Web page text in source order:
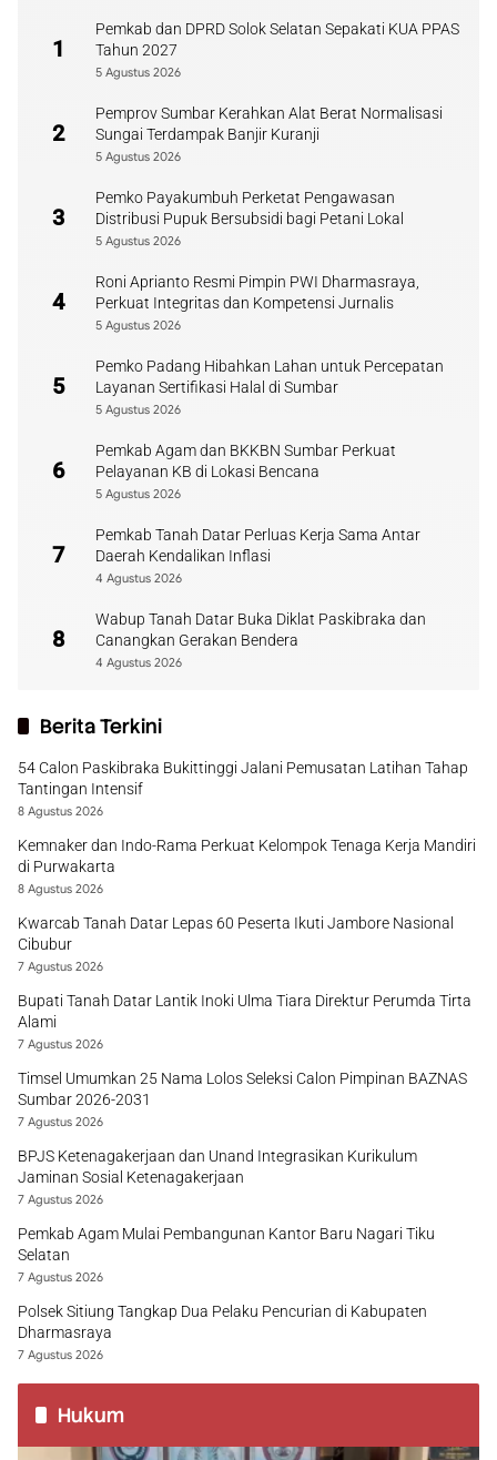
1
Pemkab dan DPRD Solok Selatan Sepakati KUA PPAS
Tahun 2027
5 Agustus 2026
2
Pemprov Sumbar Kerahkan Alat Berat Normalisasi
Sungai Terdampak Banjir Kuranji
5 Agustus 2026
3
Pemko Payakumbuh Perketat Pengawasan
Distribusi Pupuk Bersubsidi bagi Petani Lokal
5 Agustus 2026
4
Roni Aprianto Resmi Pimpin PWI Dharmasraya,
Perkuat Integritas dan Kompetensi Jurnalis
5 Agustus 2026
5
Pemko Padang Hibahkan Lahan untuk Percepatan
Layanan Sertifikasi Halal di Sumbar
5 Agustus 2026
6
Pemkab Agam dan BKKBN Sumbar Perkuat
Pelayanan KB di Lokasi Bencana
5 Agustus 2026
7
Pemkab Tanah Datar Perluas Kerja Sama Antar
Daerah Kendalikan Inflasi
4 Agustus 2026
8
Wabup Tanah Datar Buka Diklat Paskibraka dan
Canangkan Gerakan Bendera
4 Agustus 2026
Berita Terkini
54 Calon Paskibraka Bukittinggi Jalani Pemusatan Latihan Tahap
Tantingan Intensif
8 Agustus 2026
Kemnaker dan Indo-Rama Perkuat Kelompok Tenaga Kerja Mandiri
di Purwakarta
8 Agustus 2026
Kwarcab Tanah Datar Lepas 60 Peserta Ikuti Jambore Nasional
Cibubur
7 Agustus 2026
Bupati Tanah Datar Lantik Inoki Ulma Tiara Direktur Perumda Tirta
Alami
7 Agustus 2026
Timsel Umumkan 25 Nama Lolos Seleksi Calon Pimpinan BAZNAS
Sumbar 2026-2031
7 Agustus 2026
BPJS Ketenagakerjaan dan Unand Integrasikan Kurikulum
Jaminan Sosial Ketenagakerjaan
7 Agustus 2026
Pemkab Agam Mulai Pembangunan Kantor Baru Nagari Tiku
Selatan
7 Agustus 2026
Polsek Sitiung Tangkap Dua Pelaku Pencurian di Kabupaten
Dharmasraya
7 Agustus 2026
Hukum